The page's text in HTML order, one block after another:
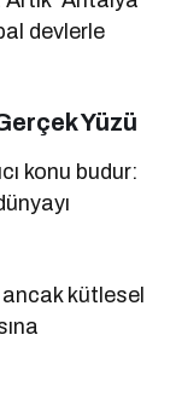
devlerle
Yüzü
konu budur:
kütlesel